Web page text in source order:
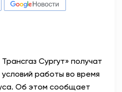
Сургут» получат
работы во время
Об этом сообщает